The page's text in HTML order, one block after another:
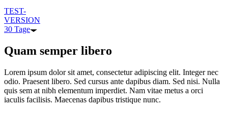
TEST-
VERSION
30 Tage
Quam semper libero
Lorem ipsum dolor sit amet, consectetur adipiscing elit. Integer nec
odio. Praesent libero. Sed cursus ante dapibus diam. Sed nisi. Nulla
quis sem at nibh elementum imperdiet. Nam vitae metus a orci
iaculis facilisis. Maecenas dapibus tristique nunc.